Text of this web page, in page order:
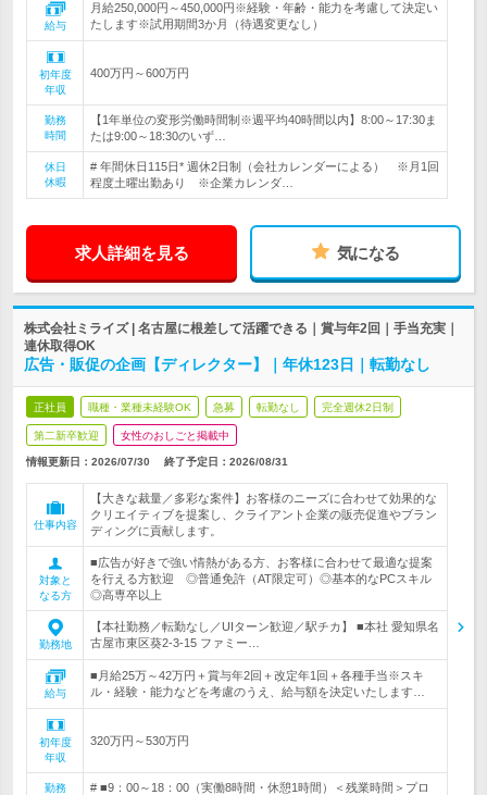
給与
月給250,000円～450,000円※経験・年齢・能力を考慮して決定い
たします※試用期間3か月（待遇変更なし）
初年度
年収
400万円～600万円
勤務
時間
【1年単位の変形労働時間制※週平均40時間以内】8:00～17:30ま
たは9:00～18:30のいず…
休日
休暇
# 年間休日115日* 週休2日制（会社カレンダーによる） ※月1回
程度土曜出勤あり ※企業カレンダ…
求人詳細を見る 気になる
株式会社ミライズ | 名古屋に根差して活躍できる｜賞与年2回｜手当充実｜
連休取得OK
広告・販促の企画【ディレクター】｜年休123日｜転勤なし
正社員 職種・業種未経験OK 急募 転勤なし 完全週休2日制
第二新卒歓迎 女性のおしごと掲載中
情報更新日：2026/07/30 終了予定日： 2026/08/31
仕事内容
【大きな裁量／多彩な案件】お客様のニーズに合わせて効果的な
クリエイティブを提案し、クライアント企業の販売促進やブラン
ディングに貢献します。
対象と
なる方
■広告が好きで強い情熱がある方、お客様に合わせて最適な提案
を行える方歓迎 ◎普通免許（AT限定可）◎基本的なPCスキル
◎高専卒以上
勤務地
【本社勤務／転勤なし／UIターン歓迎／駅チカ】 ■本社 愛知県名
古屋市東区葵2-3-15 ファミー…
給与
■月給25万～42万円＋賞与年2回＋改定年1回＋各種手当※スキ
ル・経験・能力などを考慮のうえ、給与額を決定いたします…
初年度
年収
320万円～530万円
勤務
# ■9：00～18：00（実働8時間・休憩1時間）＜残業時間＞プロ